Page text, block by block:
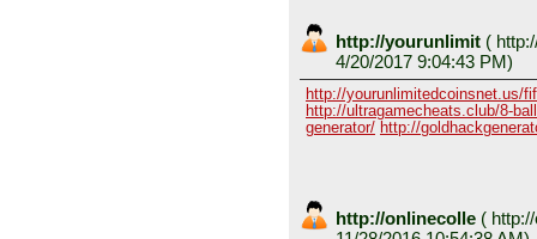
http://yourunlimit (
4/20/2017 9:04:43 PM)
http://yourunlimitedcoinsnet.us/
http://ultragamecheats.club/8-
generator/ http://
http://onlinecolle (